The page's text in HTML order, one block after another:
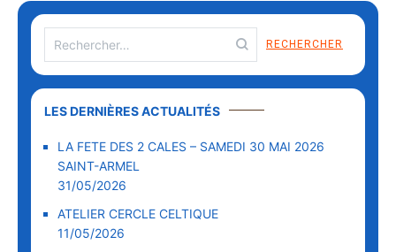
LES DERNIÈRES ACTUALITÉS
LA FETE DES 2 CALES – SAMEDI 30 MAI 2026
SAINT-ARMEL
31/05/2026
ATELIER CERCLE CELTIQUE
11/05/2026